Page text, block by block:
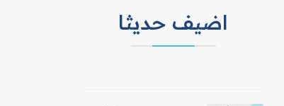
اضيف حديثا